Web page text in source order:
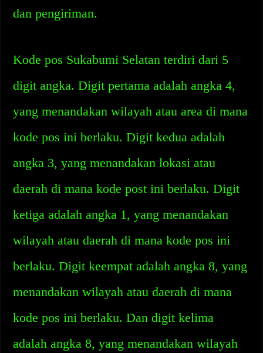
dan pengiriman.
Kode pos Sukabumi Selatan terdiri dari 5
digit angka. Digit pertama adalah angka 4,
yang menandakan wilayah atau area di mana
kode pos ini berlaku. Digit kedua adalah
angka 3, yang menandakan lokasi atau
daerah di mana kode post ini berlaku. Digit
ketiga adalah angka 1, yang menandakan
wilayah atau daerah di mana kode pos ini
berlaku. Digit keempat adalah angka 8, yang
menandakan wilayah atau daerah di mana
kode pos ini berlaku. Dan digit kelima
adalah angka 8, yang menandakan wilayah